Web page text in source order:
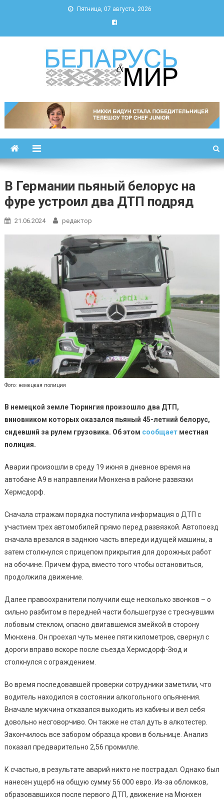
Пятница, 07 августа, 2026
Беларусь и мир
В Германии пьяный белорус на
фуре устроил два ДТП подряд
21.06.2024 редактор
Фото: немецкая полиция
В немецкой земле Тюрингия произошло два ДТП,
виновником которых оказался пьяный 45-летний белорус,
сидевший за рулем грузовика. Об этом сообщаетместная
полиция.
Аварии произошли в среду 19 июня в дневное время на
автобане A9 в направлении Мюнхена в районе развязки
Хермсдорф.
Сначала стражам порядка поступила информация о ДТП с
участием трех автомобилей прямо перед развязкой. Автопоезд
сначала врезался в заднюю часть впереди идущей машины, а
затем столкнулся с прицепом прикрытия для дорожных работ
на обочине. Причем фура, вместо того чтобы остановиться,
продолжила движение.
Далее правоохранители получили еще несколько звонков – о
сильно разбитом в передней части большегрузе с треснувшим
лобовым стеклом, опасно двигавшемся змейкой в сторону
Мюнхена. Он проехал чуть менее пяти километров, свернул с
дороги вправо вскоре после съезда Хермсдорф-Зюд и
столкнулся с ограждением.
Во время последовавшей проверки сотрудники заметили, что
водитель находился в состоянии алкогольного опьянения.
Вначале мужчина отказался выходить из кабины и вел себя
довольно несговорчиво. Он также не стал дуть в алкотестер.
Закончилось все забором образца крови в больнице. Анализ
показал предварительно 2,56 промилле.
К счастью, в результате аварий никто не пострадал. Однако был
нанесен ущерб на общую сумму 56 000 евро. Из-за обломков,
образовавшихся после первого ДТП, движение на Мюнхен